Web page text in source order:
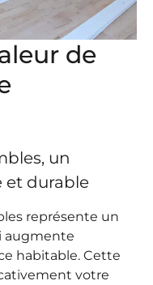
de
un
et durable
représente un
augmente
habitable. Cette
votre